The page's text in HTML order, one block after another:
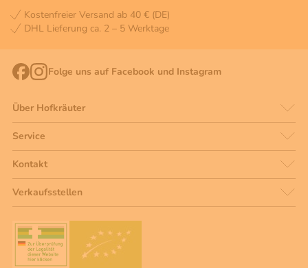
Kostenfreier Versand ab 40 € (DE)
DHL Lieferung ca. 2 – 5 Werktage
Folge uns auf Facebook und Instagram
Über Hofkräuter
Service
Kontakt
Verkaufsstellen